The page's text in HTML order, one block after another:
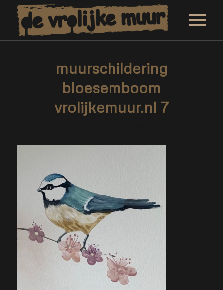
muurschildering
bloesemboom
vrolijkemuur.nl 7